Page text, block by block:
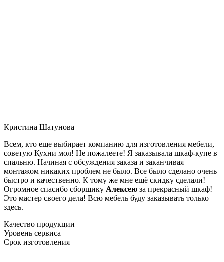
Кристина Шатунова
Всем, кто еще выбирает компанию для изготовления мебели,
советую Кухни мол! Не пожалеете! Я заказывала шкаф-купе в
спальню. Начиная с обсуждения заказа и заканчивая
монтажом никаких проблем не было. Все было сделано очень
быстро и качественно. К тому же мне ещё скидку сделали!
Огромное спасибо сборщику Алексею за прекрасный шкаф!
Это мастер своего дела! Всю мебель буду заказывать только
здесь.
Качество продукции
Уровень сервиса
Срок изготовления